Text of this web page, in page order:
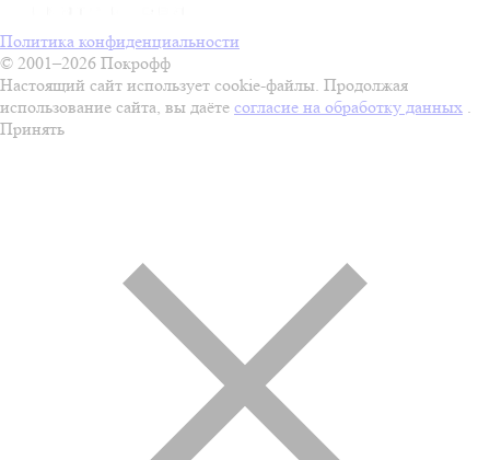
Политика конфиденциальности
© 2001–2026 Покрофф
Настоящий сайт использует cookie-файлы. Продолжая
использование сайта, вы даёте согласие на обработку данных .
Принять